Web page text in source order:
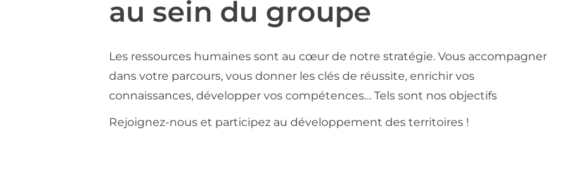
au sein du groupe
Les ressources humaines sont au cœur de notre stratégie. Vous accompagner
dans votre parcours, vous donner les clés de réussite, enrichir vos
connaissances, développer vos compétences… Tels sont nos objectifs
Rejoignez-nous et participez au développement des territoires !